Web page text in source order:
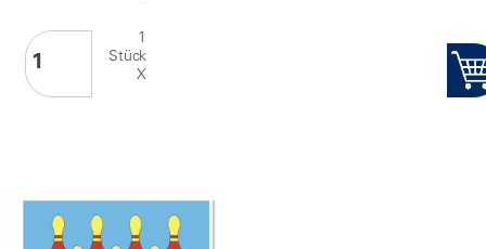
1
Stück
X